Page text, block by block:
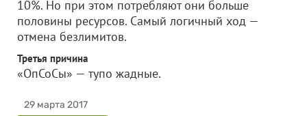
10%. Но при этом потребляют они больше
половины ресурсов. Самый логичный ход —
отмена безлимитов.
Третья причина
«ОпСоСы» — тупо жадные.
29 марта 2017